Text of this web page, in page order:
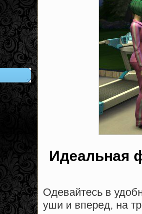
Идеальная
Одевайтесь в
уши и вперед, на